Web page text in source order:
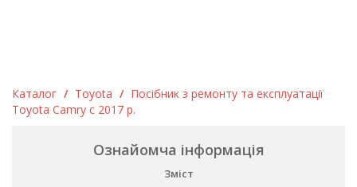
Каталог / Toyota / Посібник з ремонту та експлуатації
Toyota Camry c 2017 р.
Ознайомча інформація
Зміст